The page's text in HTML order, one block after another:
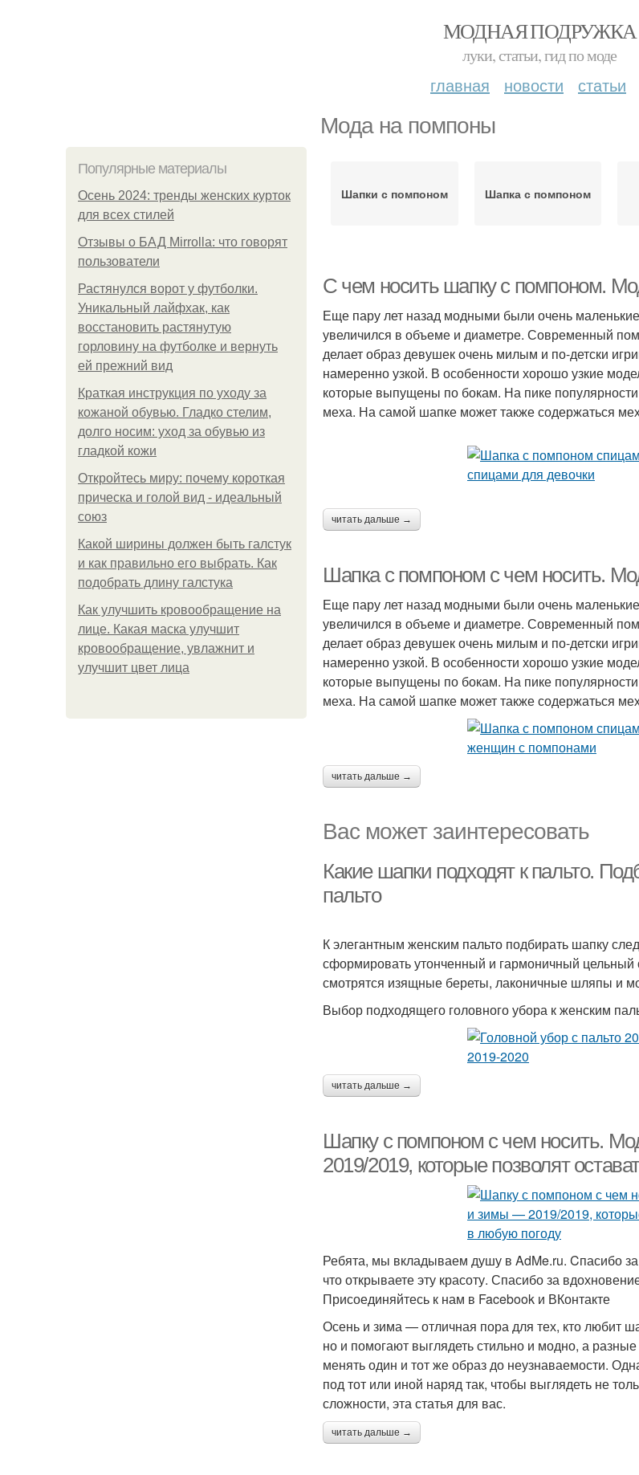
МОДНАЯ ПОДРУЖКА
луки, статьи, гид по моде
главная новости статьи
Мода на помпоны
Популярные материалы
Осень 2024: тренды женских курток
для всех стилей
Отзывы о БАД Mirrolla: что говорят
пользователи
Растянулся ворот у футболки.
Уникальный лайфхак, как
восстановить растянутую
горловину на футболке и вернуть
ей прежний вид
Краткая инструкция по уходу за
кожаной обувью. Гладко стелим,
долго носим: уход за обувью из
гладкой кожи
Откройтесь миру: почему короткая
прическа и голой вид - идеальный
союз
Какой ширины должен быть галстук
и как правильно его выбрать. Как
подобрать длину галстука
Как улучшить кровообращение на
лице. Какая маска улучшит
кровообращение, увлажнит и
улучшит цвет лица
Шапки с помпоном Шапка с помпоном
С чем носить шапку с помпоном.
Еще пару лет назад модными были очень
увеличился в объеме и диаметре. Современный
делает образ девушек очень милым и по-детски
намеренно узкой. В особенности хорошо узкие
которые выпущены по бокам. На пике
меха. На самой шапке может также содержаться
читать дальше →
Шапка с помпоном с чем носить.
Еще пару лет назад модными были очень
увеличился в объеме и диаметре. Современный
делает образ девушек очень милым и по-детски
намеренно узкой. В особенности хорошо узкие
которые выпущены по бокам. На пике
меха. На самой шапке может также содержаться
читать дальше →
Вас может заинтересовать
Какие шапки подходят к пальто.
пальто
К элегантным женским пальто подбирать шапку
сформировать утонченный и гармоничный
смотрятся изящные береты, лаконичные шляпы и
Выбор подходящего головного убора к женским
читать дальше →
Шапку с помпоном с чем носить.
2019/2019, которые позволят
Ребята, мы вкладываем душу в AdMe.ru. Cпасибо за
что открываете эту красоту. Спасибо за
Присоединяйтесь к нам в Facebook и ВКонтакте
Осень и зима — отличная пора для тех, кто любит
но и помогают выглядеть стильно и модно, а
менять один и тот же образ до неузнаваемости.
под тот или иной наряд так, чтобы выглядеть не
сложности, эта статья для вас.
читать дальше →